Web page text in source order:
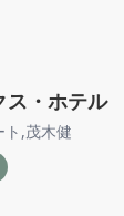
ス・ホテル
,茂木健